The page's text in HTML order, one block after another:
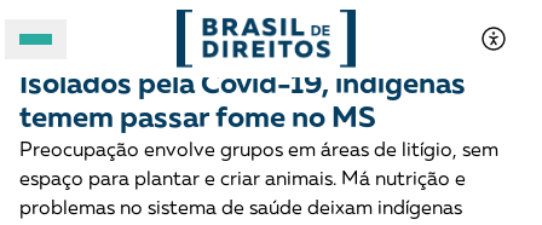
A BRASIL DE DIREITOS
POVOS INDÍGENAS
Notícias
Isolados pela Covid-19, indígenas
temem passar fome no MS
Preocupação envolve grupos em áreas de litígio, sem
espaço para plantar e criar animais. Má nutrição e
problemas no sistema de saúde deixam indígenas